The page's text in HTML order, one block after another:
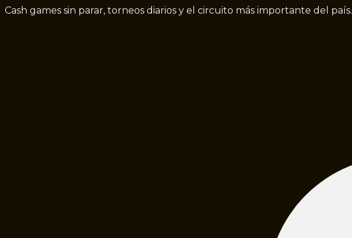
Cash games sin parar, torneos diarios y el circuito más importante del país.